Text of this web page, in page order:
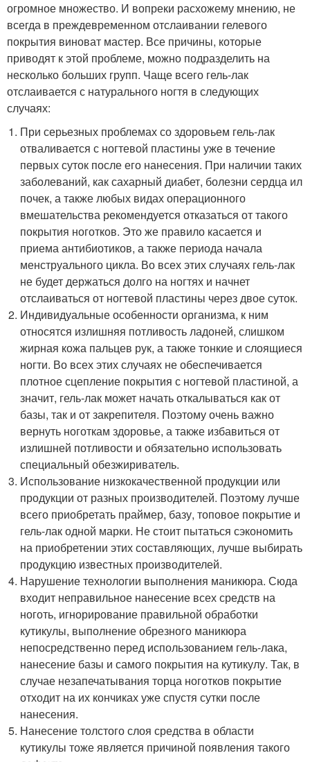
огромное множество. И вопреки расхожему мнению, не
всегда в преждевременном отслаивании гелевого
покрытия виноват мастер. Все причины, которые
приводят к этой проблеме, можно подразделить на
несколько больших групп. Чаще всего гель-лак
отслаивается с натурального ногтя в следующих
случаях:
При серьезных проблемах со здоровьем гель-лак
отваливается с ногтевой пластины уже в течение
первых суток после его нанесения. При наличии таких
заболеваний, как сахарный диабет, болезни сердца ил
почек, а также любых видах операционного
вмешательства рекомендуется отказаться от такого
покрытия ноготков. Это же правило касается и
приема антибиотиков, а также периода начала
менструального цикла. Во всех этих случаях гель-лак
не будет держаться долго на ногтях и начнет
отслаиваться от ногтевой пластины через двое суток.
Индивидуальные особенности организма, к ним
относятся излишняя потливость ладоней, слишком
жирная кожа пальцев рук, а также тонкие и слоящиеся
ногти. Во всех этих случаях не обеспечивается
плотное сцепление покрытия с ногтевой пластиной, а
значит, гель-лак может начать откалываться как от
базы, так и от закрепителя. Поэтому очень важно
вернуть ноготкам здоровье, а также избавиться от
излишней потливости и обязательно использовать
специальный обезжириватель.
Использование низкокачественной продукции или
продукции от разных производителей. Поэтому лучше
всего приобретать праймер, базу, топовое покрытие и
гель-лак одной марки. Не стоит пытаться сэкономить
на приобретении этих составляющих, лучше выбирать
продукцию известных производителей.
Нарушение технологии выполнения маникюра. Сюда
входит неправильное нанесение всех средств на
ноготь, игнорирование правильной обработки
кутикулы, выполнение обрезного маникюра
непосредственно перед использованием гель-лака,
нанесение базы и самого покрытия на кутикулу. Так, в
случае незапечатывания торца ноготков покрытие
отходит на их кончиках уже спустя сутки после
нанесения.
Нанесение толстого слоя средства в области
кутикулы тоже является причиной появления такого